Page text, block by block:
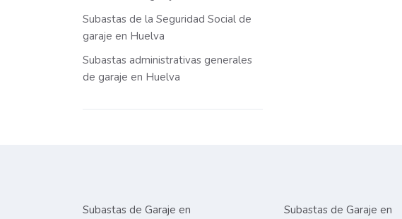
Subastas de la Seguridad Social de
garaje en Huelva
Subastas administrativas generales
de garaje en Huelva
Subastas de Garaje en
Subastas de Garaje en